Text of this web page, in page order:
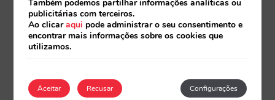
No pormenor da reserva da extranet
NÃO é enviado a channel managers/PMS
Também podemos partilhar informações analíticas ou
publicitárias com terceiros.
Ao clicaraqui pode administrar o seu consentimento e
encontrar mais informações sobre os cookies que
utilizamos.
Aceitar Configurações
Recusar